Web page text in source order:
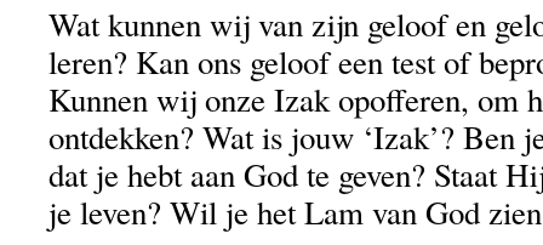
Wat kunnen wij van zijn geloof en
leren? Kan ons geloof een test of
Kunnen wij onze Izak opofferen, om
ontdekken? Wat is jouw ‘Izak’? Ben
dat je hebt aan God te geven? Staat
je leven? Wil je het Lam van God